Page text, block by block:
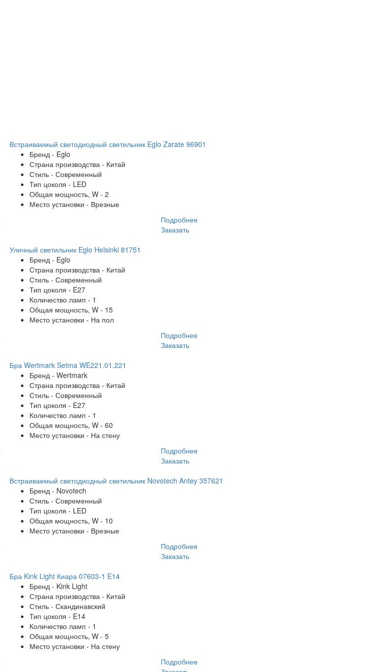
Встраиваемый светодиодный светильник Eglo Zarate 96901
Бренд - Eglo
Страна производства - Китай
Стиль - Современный
Тип цоколя - LED
Общая мощность, W - 2
Место установки - Врезные
Подробнее
Заказать
Уличный светильник Eglo Helsinki 81751
Бренд - Eglo
Страна производства - Китай
Стиль - Современный
Тип цоколя - E27
Количество ламп - 1
Общая мощность, W - 15
Место установки - На пол
Подробнее
Заказать
Бра Wertmark Setma WE221.01.221
Бренд - Wertmark
Страна производства - Китай
Стиль - Современный
Тип цоколя - E27
Количество ламп - 1
Общая мощность, W - 60
Место установки - На стену
Подробнее
Заказать
Встраиваемый светодиодный светильник Novotech Antey 357621
Бренд - Novotech
Стиль - Современный
Тип цоколя - LED
Общая мощность, W - 10
Место установки - Врезные
Подробнее
Заказать
Бра Kink Light Киара 07603-1 E14
Бренд - Kink Light
Страна производства - Китай
Стиль - Скандинавский
Тип цоколя - E14
Количество ламп - 1
Общая мощность, W - 5
Место установки - На стену
Подробнее